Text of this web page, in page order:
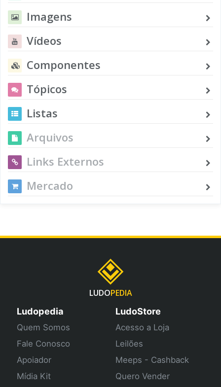
Imagens
Vídeos
Componentes
Tópicos
Listas
Arquivos
Links Externos
Mercado
LUDOPEDIA
Ludopedia
Quem Somos
Fale Conosco
Apoiador
Mídia Kit
LudoStore
Acesso a Loja
Leilões
Meeps - Cashback
Quero Vender